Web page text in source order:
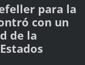
para la
con un
de la